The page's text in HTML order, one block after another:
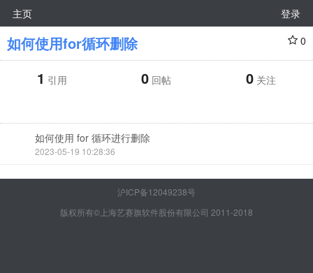
主页 登录
如何使用for循环删除 0
1 引用 0 回帖 0 关注
如何使用 for 循环进行删除
2023-05-19 10:28:36
沪ICP备12049238号
版权所有©上海艺赛旗软件股份有限公司 2011-2018